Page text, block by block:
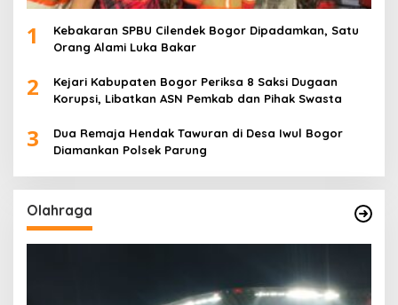
1
Kebakaran SPBU Cilendek Bogor Dipadamkan, Satu
Orang Alami Luka Bakar
2
Kejari Kabupaten Bogor Periksa 8 Saksi Dugaan
Korupsi, Libatkan ASN Pemkab dan Pihak Swasta
3
Dua Remaja Hendak Tawuran di Desa Iwul Bogor
Diamankan Polsek Parung
Olahraga